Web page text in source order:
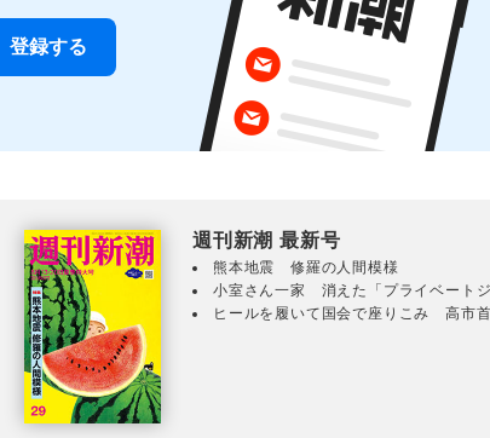
週刊新潮 最新号
熊本地震 修羅の人間模様
小室さん一家 消えた「プライベート
ヒールを履いて国会で座りこみ 高市